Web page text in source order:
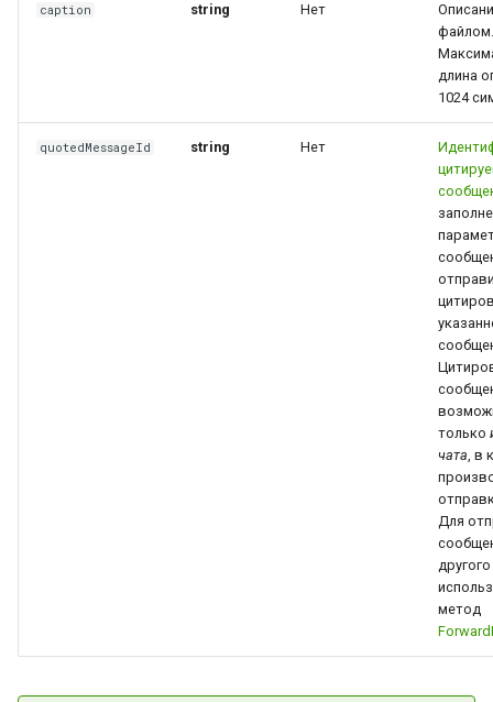
caption string Нет
файлом.
длина
1024
quotedMessageId string Нет
только
чата, в
Для
метод